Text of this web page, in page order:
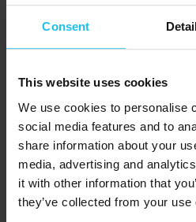
Consent
This website uses cookies
We use cookies to personalise
social media features and to
share information about your
media, advertising and
it with other information that
they’ve collected from your
tegen
kattenroos.
For
voor katten,